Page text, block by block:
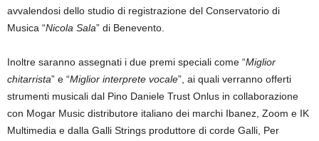
avvalendosi dello studio di registrazione del Conservatorio di
Musica “Nicola Sala” di Benevento.
Inoltre saranno assegnati i due premi speciali come “Miglior
chitarrista” e “Miglior interprete vocale”, ai quali verranno offerti
strumenti musicali dal Pino Daniele Trust Onlus in collaborazione
con Mogar Music distributore italiano dei marchi Ibanez, Zoom e IK
Multimedia e dalla Galli Strings produttore di corde Galli, Per